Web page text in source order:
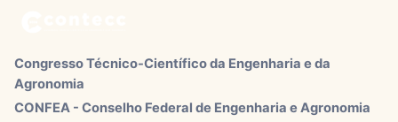
Congresso Técnico-Científico da Engenharia e da
Agronomia
CONFEA - Conselho Federal de Engenharia e Agronomia